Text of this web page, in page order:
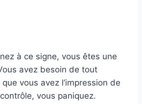
à ce signe, vous êtes une
avez besoin de tout
vous avez l’impression de
vous paniquez.